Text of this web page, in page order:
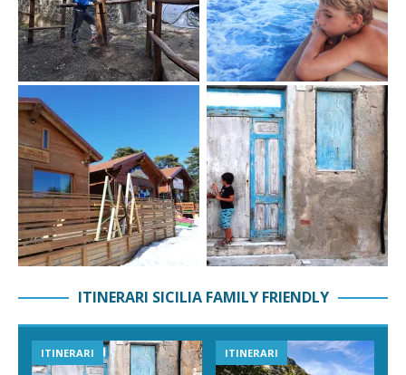
ITINERARI SICILIA FAMILY FRIENDLY
ITINERARI ITINERARI